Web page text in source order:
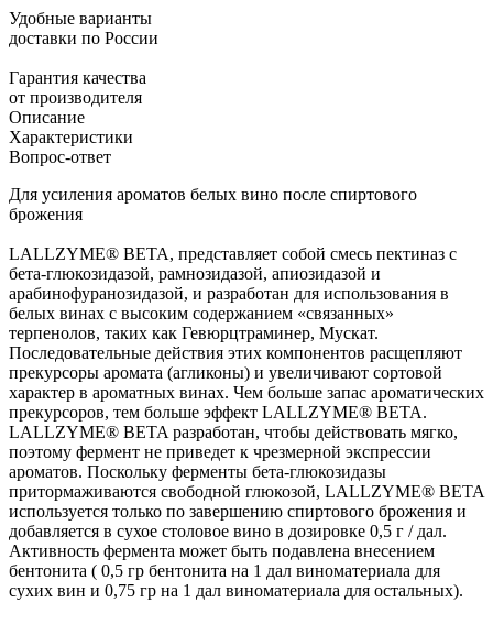
Удобные варианты
доставки по России
Гарантия качества
от производителя
Описание
Характеристики
Вопрос-ответ
Для усиления ароматов белых вино после спиртового
брожения
LALLZYME® BETA, представляет собой смесь пектиназ с
бета-глюкозидазой, рамнозидазой, апиозидазой и
арабинофуранозидазой, и разработан для использования в
белых винах с высоким содержанием «связанных»
терпенолов, таких как Гевюрцтраминер, Мускат.
Последовательные действия этих компонентов расщепляют
прекурсоры аромата (агликоны) и увеличивают сортовой
характер в ароматных винах. Чем больше запас ароматических
прекурсоров, тем больше эффект LALLZYME® BETA.
LALLZYME® BETA разработан, чтобы действовать мягко,
поэтому фермент не приведет к чрезмерной экспрессии
ароматов. Поскольку ферменты бета-глюкозидазы
притормаживаются свободной глюкозой, LALLZYME® BETA
используется только по завершению спиртового брожения и
добавляется в сухое столовое вино в дозировке 0,5 г / дал.
Активность фермента может быть подавлена внесением
бентонита ( 0,5 гр бентонита на 1 дал виноматериала для
сухих вин и 0,75 гр на 1 дал виноматериала для остальных).